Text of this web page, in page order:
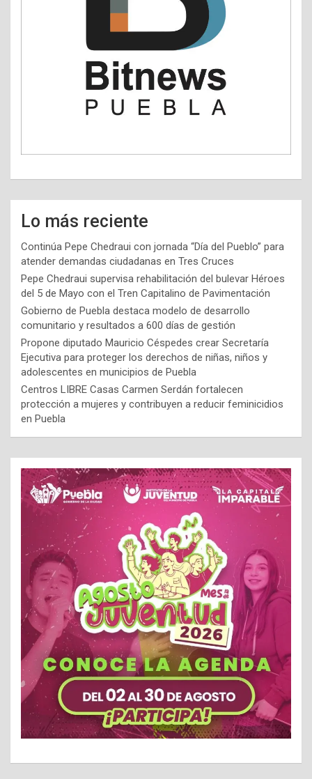
Lo más reciente
Continúa Pepe Chedraui con jornada “Día del Pueblo” para
atender demandas ciudadanas en Tres Cruces
Pepe Chedraui supervisa rehabilitación del bulevar Héroes
del 5 de Mayo con el Tren Capitalino de Pavimentación
Gobierno de Puebla destaca modelo de desarrollo
comunitario y resultados a 600 días de gestión
Propone diputado Mauricio Céspedes crear Secretaría
Ejecutiva para proteger los derechos de niñas, niños y
adolescentes en municipios de Puebla
Centros LIBRE Casas Carmen Serdán fortalecen
protección a mujeres y contribuyen a reducir feminicidios
en Puebla